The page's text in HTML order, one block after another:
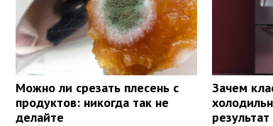
Можно ли срезать плесень с
продуктов: никогда так не
делайте
Зачем
результат